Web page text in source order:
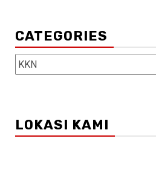
CATEGORIES
Categories
LOKASI KAMI